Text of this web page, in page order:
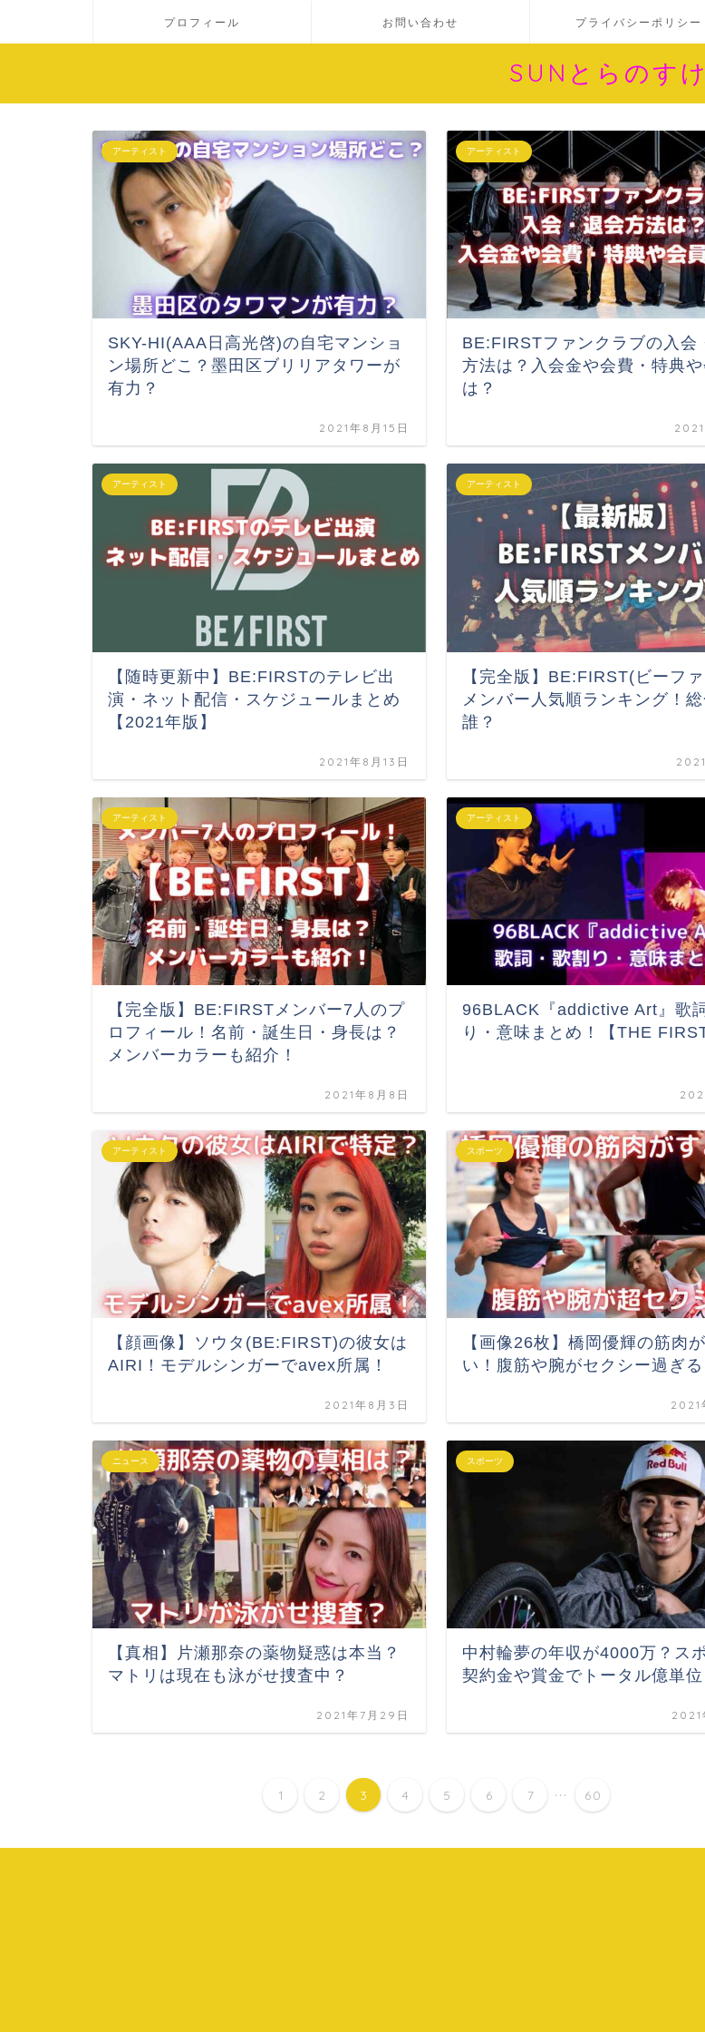
プロフィール お問い合わせ プライバシーポリシー
SUNとらのすけ
アーティスト
SKY-HI(AAA日高光啓)の自宅マンショ
ン場所どこ？墨田区ブリリアタワーが
有力？
2021年8月15日
アーティスト
BE:FIRSTファンクラブの入会
方法は？入会金や会費・特典
は？
アーティスト
【随時更新中】BE:FIRSTのテレビ出
演・ネット配信・スケジュールまとめ
【2021年版】
2021年8月13日
アーティスト
【完全版】BE:FIRST(ビーフ
メンバー人気順ランキング！
誰？
アーティスト
【完全版】BE:FIRSTメンバー7人のプ
ロフィール！名前・誕生日・身長は？
メンバーカラーも紹介！
2021年8月8日
アーティスト
96BLACK『addictive Art』歌
り・意味まとめ！【THE FIRST
アーティスト
【顔画像】ソウタ(BE:FIRST)の彼女は
AIRI！モデルシンガーでavex所属！
2021年8月3日
スポーツ
【画像26枚】橋岡優輝の筋肉
い！腹筋や腕がセクシー過ぎる
2021
ニュース
【真相】片瀬那奈の薬物疑惑は本当？
マトリは現在も泳がせ捜査中？
2021年7月29日
スポーツ
中村輪夢の年収が4000万？ス
契約金や賞金でトータル億単位
2021
1 2 3 4 5 6 7 ... 60